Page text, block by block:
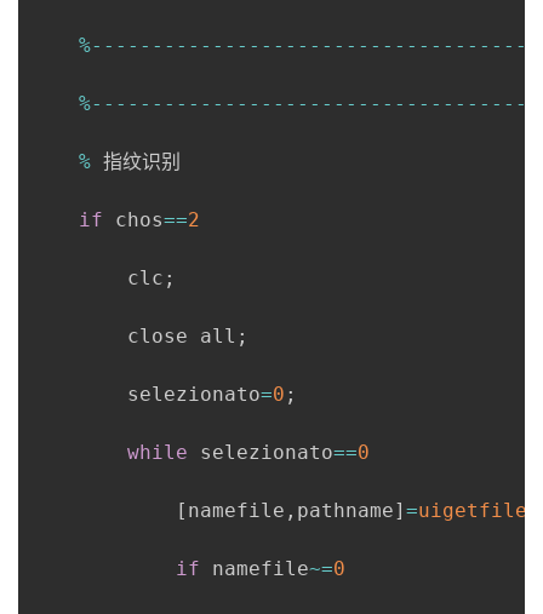
%-- -- -- -- -- -- -- -- -- -- -- -- -- -- -- -- -- --
%-- -- -- -- -- -- -- -- -- -- -- -- -- -- -- -- -- --
% 指纹识别
if chos==2
        clc
;
        close all
;
        selezionato
=0 ;
while selezionato==0
[ namefile , pathname] =uigetfile
if namefile~=0